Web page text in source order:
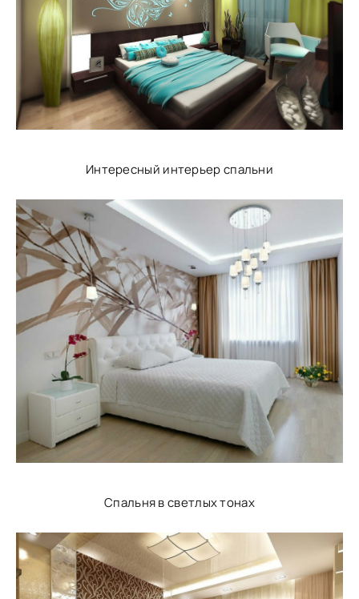
Интересный интерьер спальни
Спальня в светлых тонах